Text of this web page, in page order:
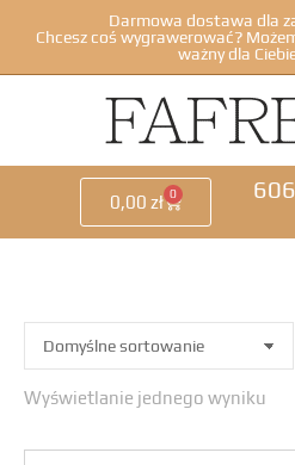
Darmowa dostawa dla
Chcesz coś wygrawerować?
ważny dla
0,00 zł 0
Wyświetlanie jednego wyniku